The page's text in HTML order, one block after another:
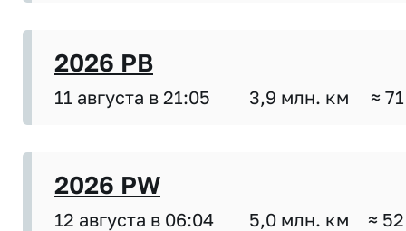
2026 PB
11 августа в 21:05 3,9 млн. км ≈
2026 PW
12 августа в 06:04 5,0 млн. км ≈